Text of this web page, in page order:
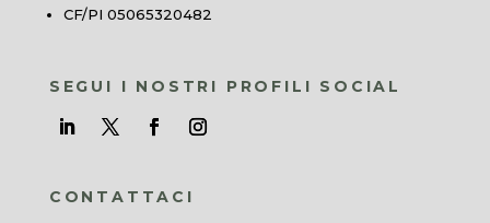
CF/PI 05065320482
SEGUI I NOSTRI PROFILI SOCIAL
CONTATTACI